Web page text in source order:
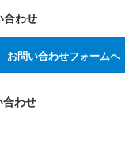
合わせ
お問い合わせフォームへ
合わせ